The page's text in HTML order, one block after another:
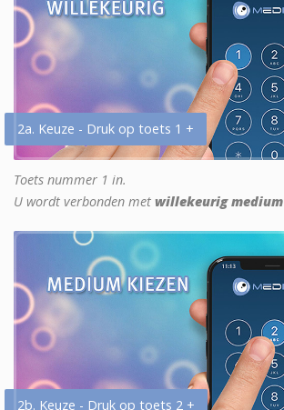
2a. Keuze - Druk op toets 1 +
Toets nummer 1 in.
U wordt verbonden met willekeurig medium
2b. Keuze - Druk op toets 2 +